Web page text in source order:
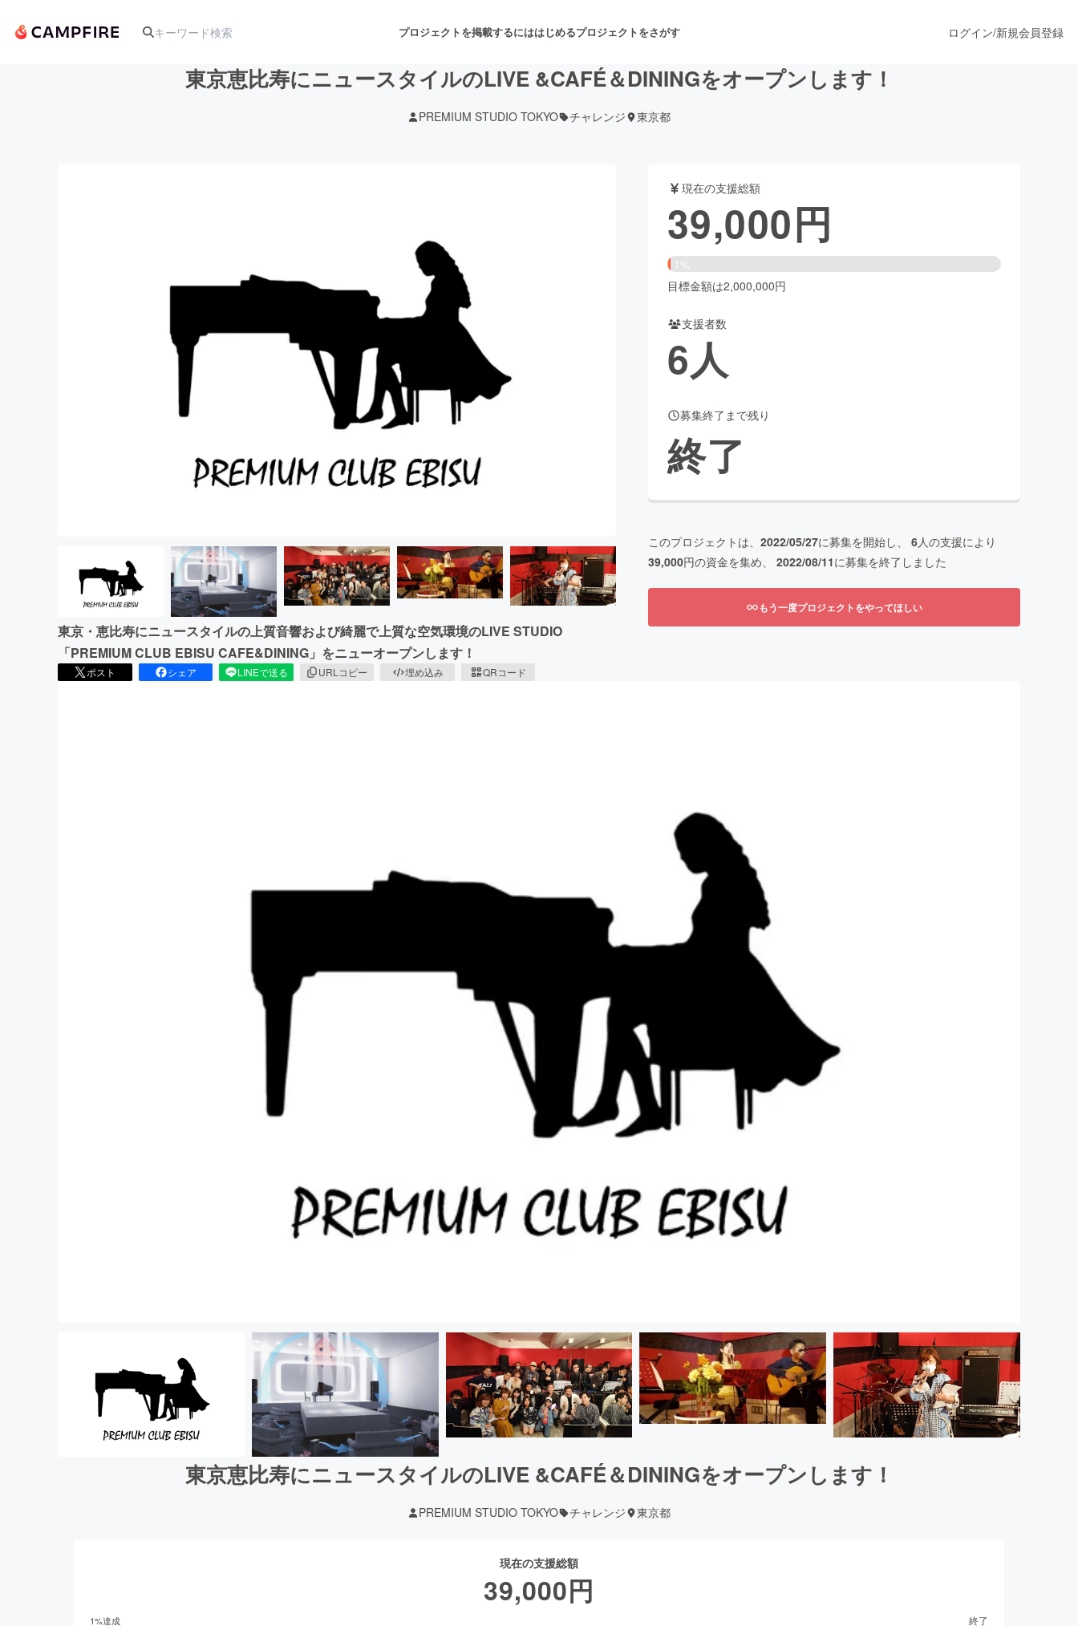
プロジェクトを掲載するにははじめるプロジェクトをさがす
舞台・パフォーマンス
ゲーム・サービス開発 ファッション
映像・映画 書籍・雑誌出版
ビジネス・起業 ビューティー・ヘルスケア
まちづくり・地域活性化
CAMPFIRE for Social Good
ログイン/新規会員登録
東京恵比寿にニュースタイルのLIVE &CAFÉ＆DININGをオープンします！
PREMIUM STUDIO TOKYO チャレンジ 東京都
東京・恵比寿にニュースタイルの上質音響および綺麗で上質な空気環境のLIVE STUDIO
「PREMIUM CLUB EBISU CAFE&DINING」をニューオープンします！
ポスト シェア LINEで送る URLコピー 埋め込み QRコード
現在の支援総額
39,000円
1%
目標金額は2,000,000円
支援者数
6人
募集終了まで残り
終了
このプロジェクトは、 2022/05/27に募集を開始し、 6人の支援により
39,000円の資金を集め、 2022/08/11に募集を終了しました
もう一度プロジェクトをやってほしい
東京恵比寿にニュースタイルのLIVE &CAFÉ＆DININGをオープンします！
PREMIUM STUDIO TOKYO チャレンジ 東京都
現在の支援総額
39,000円
1%達成 終了